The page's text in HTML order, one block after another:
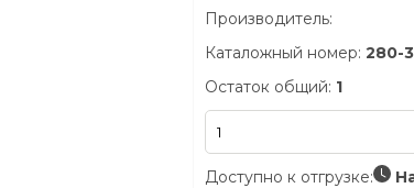
Производитель:
Каталожный номер: 280-
Остаток общий: 1
Доступно к отгрузке: